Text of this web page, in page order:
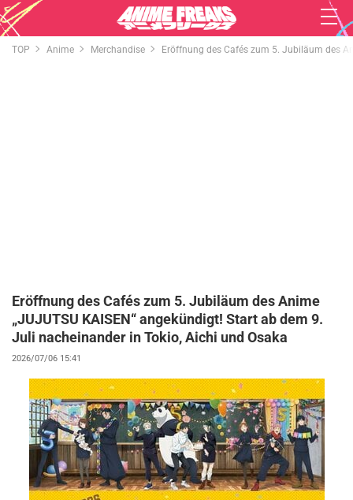
TOP Anime Merchandise Eröffnung des Cafés zum 5. Jubiläum des
Eröffnung des Cafés zum 5. Jubiläum des Anime
„JUJUTSU KAISEN“ angekündigt! Start ab dem 9.
Juli nacheinander in Tokio, Aichi und Osaka
2026/07/06 15:41